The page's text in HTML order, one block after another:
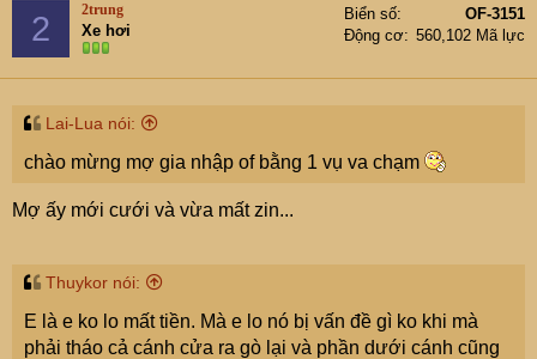
2 2trung
Xe hơi
Biển số
OF-3151
Động cơ
560,102 Mã lực
Lai-Lua nói:
chào mừng mợ gia nhập of bằng 1 vụ va chạm
Mợ ấy mới cưới và vừa mất zin...
Thuykor nói:
E là e ko lo mất tiền. Mà e lo nó bị vấn đề gì ko khi mà
phải tháo cả cánh cửa ra gò lại và phần dưới cánh cũng